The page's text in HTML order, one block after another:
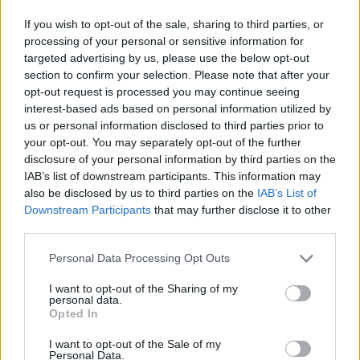
If you wish to opt-out of the sale, sharing to third parties, or
processing of your personal or sensitive information for
targeted advertising by us, please use the below opt-out
section to confirm your selection. Please note that after your
opt-out request is processed you may continue seeing
interest-based ads based on personal information utilized by
us or personal information disclosed to third parties prior to
your opt-out. You may separately opt-out of the further
disclosure of your personal information by third parties on the
IAB’s list of downstream participants. This information may
also be disclosed by us to third parties on the IAB’s List of
Downstream Participants that may further disclose it to other
Personal Data Processing Opt Outs
I want to opt-out of the Sharing of my
personal data.
Opted In
I want to opt-out of the Sale of my
Personal Data.
fot. FRENZY/Krystian Szczęsny
W wyjściowym składzie Zero Tenacity na ten rok
znalazły się naprawdę atrakcyjne pseudonimy. Mieliśmy
powracających z Francji Dawida "Melonika" Ślęczkę oraz
Roberta "Erdote" Nowaka. Mieliśmy "young prodigy"
Franciszka "HARPOONA" Gryszkiewicza. A do tego
wszystkiego dołożono jeszcze byłych mistrzów EMEA
Masters – Dániela "bluerzora" Subicza i Emrego "Kofte"
Akçę. Na papierze wyglądało to fantastycznie, a
wylewał. Dzięki temu faktycznie można było uwierzyć
godną reprezentację nas na scenie międzynarodowej.
fazie zasadniczej Ultraligi. Wiadomo, przy normalnych